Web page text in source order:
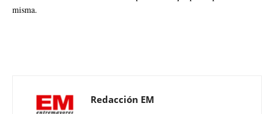
misma.
Redacción EM